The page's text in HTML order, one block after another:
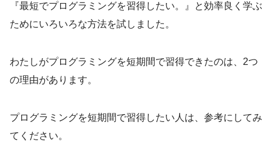
『最短でプログラミングを習得したい。』と効率良く学ぶ
ためにいろいろな方法を試しました。
わたしがプログラミングを短期間で習得できたのは、2つ
の理由があります。
プログラミングを短期間で習得したい人は、参考にしてみ
てください。